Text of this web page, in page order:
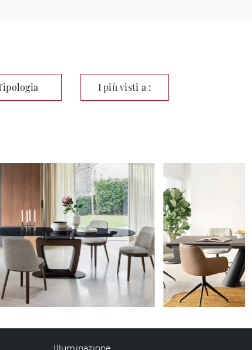
I più visti a :